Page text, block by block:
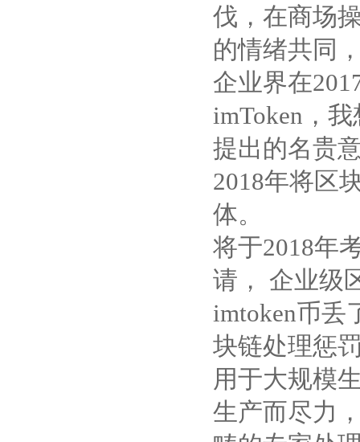
伐，在商场
的情绪共同
企业界在
imToken，
提出的名贵
2018年将区
体。
将于2018年
请， 企业级
imtoken币丢
块链处理惩
用于大规模
生产而尽力